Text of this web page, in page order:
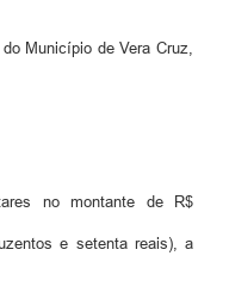
Município de Vera Cruz,
no montante de R$
e setenta reais), a